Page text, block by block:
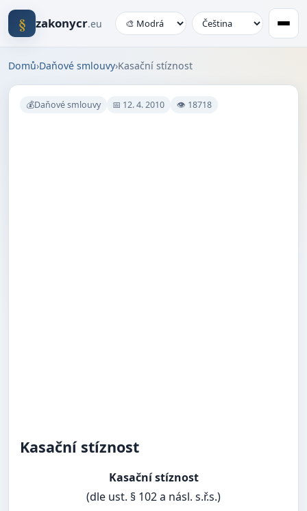
§ zakonycr.eu
Domů›Daňové smlouvy›Kasační stíznost
💰Daňové smlouvy 📅 12. 4. 2010 👁 18718
Kasační stíznost
Kasační stíznost
(dle ust. § 102 a násl. s.ř.s.)